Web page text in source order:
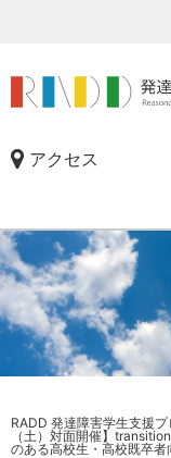
アクセス
RADD 発達障害学生支援プ
（土）対面開催】
のある高校生・高校既卒者